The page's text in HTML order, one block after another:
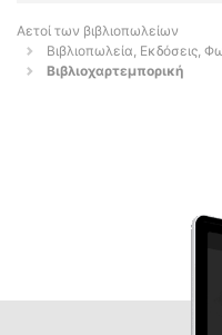
Αετοί των βιβλιοπωλείων
Βιβλιοπωλεία, Εκδόσεις,
Βιβλιοχαρτεμπορική